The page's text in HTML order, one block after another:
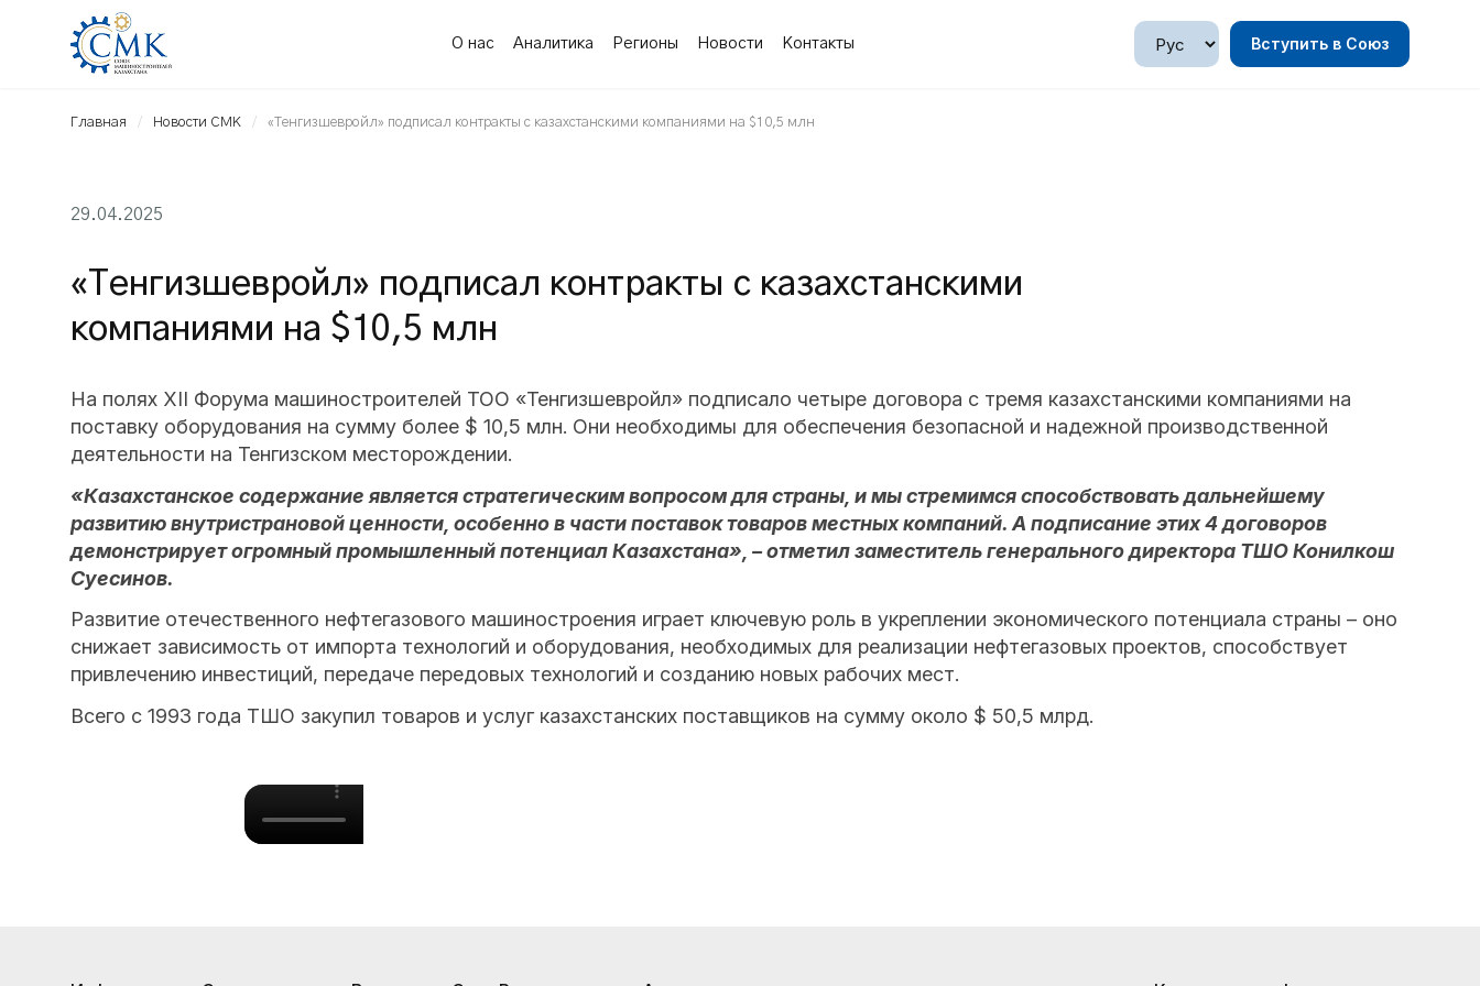
О нас Аналитика Регионы Новости Контакты Вступить в Союз
Главная Новости СМК «Тенгизшевройл» подписал контракты с казахстанскими компаниями на $10,5 млн
29.04.2025
«Тенгизшевройл» подписал контракты с казахстанскими
компаниями на $10,5 млн
На полях XII Форума машиностроителей ТОО «Тенгизшевройл» подписало четыре договора с тремя казахстанскими компаниями на
поставку оборудования на сумму более $ 10,5 млн. Они необходимы для обеспечения безопасной и надежной производственной
деятельности на Тенгизском месторождении.
«Казахстанское содержание является стратегическим вопросом для страны, и мы стремимся способствовать дальнейшему
развитию внутристрановой ценности, особенно в части поставок товаров местных компаний. А подписание этих 4 договоров
демонстрирует огромный промышленный потенциал Казахстана», – отметил заместитель генерального директора ТШО Конилкош
Суесинов.
Развитие отечественного нефтегазового машиностроения играет ключевую роль в укреплении экономического потенциала страны – оно
снижает зависимость от импорта технологий и оборудования, необходимых для реализации нефтегазовых проектов, способствует
привлечению инвестиций, передаче передовых технологий и созданию новых рабочих мест.
Всего с 1993 года ТШО закупил товаров и услуг казахстанских поставщиков на сумму около $ 50,5 млрд.